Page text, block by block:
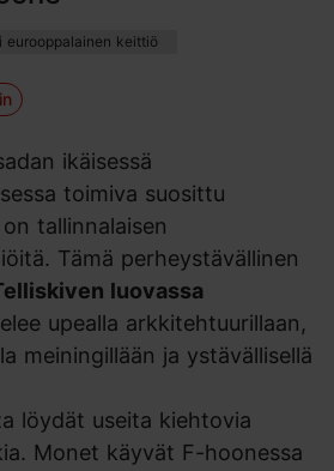
eurooppalainen keittiö
ikäisessä
toimiva suosittu
on tallinnalaisen
Tämä perheystävällinen
luovassa
upealla arkkitehtuurillaan,
meiningillään ja ystävällisellä
löydät useita kiehtovia
Monet käyvät F-hoonessa